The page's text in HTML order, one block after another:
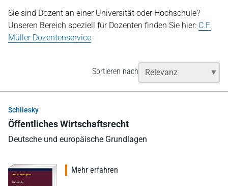
Sie sind Dozent an einer Universität oder Hochschule?
Unseren Bereich speziell für Dozenten finden Sie hier: C.F.
Müller Dozentenservice
Sortieren nach
Schliesky
Öffentliches Wirtschaftsrecht
Deutsche und europäische Grundlagen
Mehr erfahren